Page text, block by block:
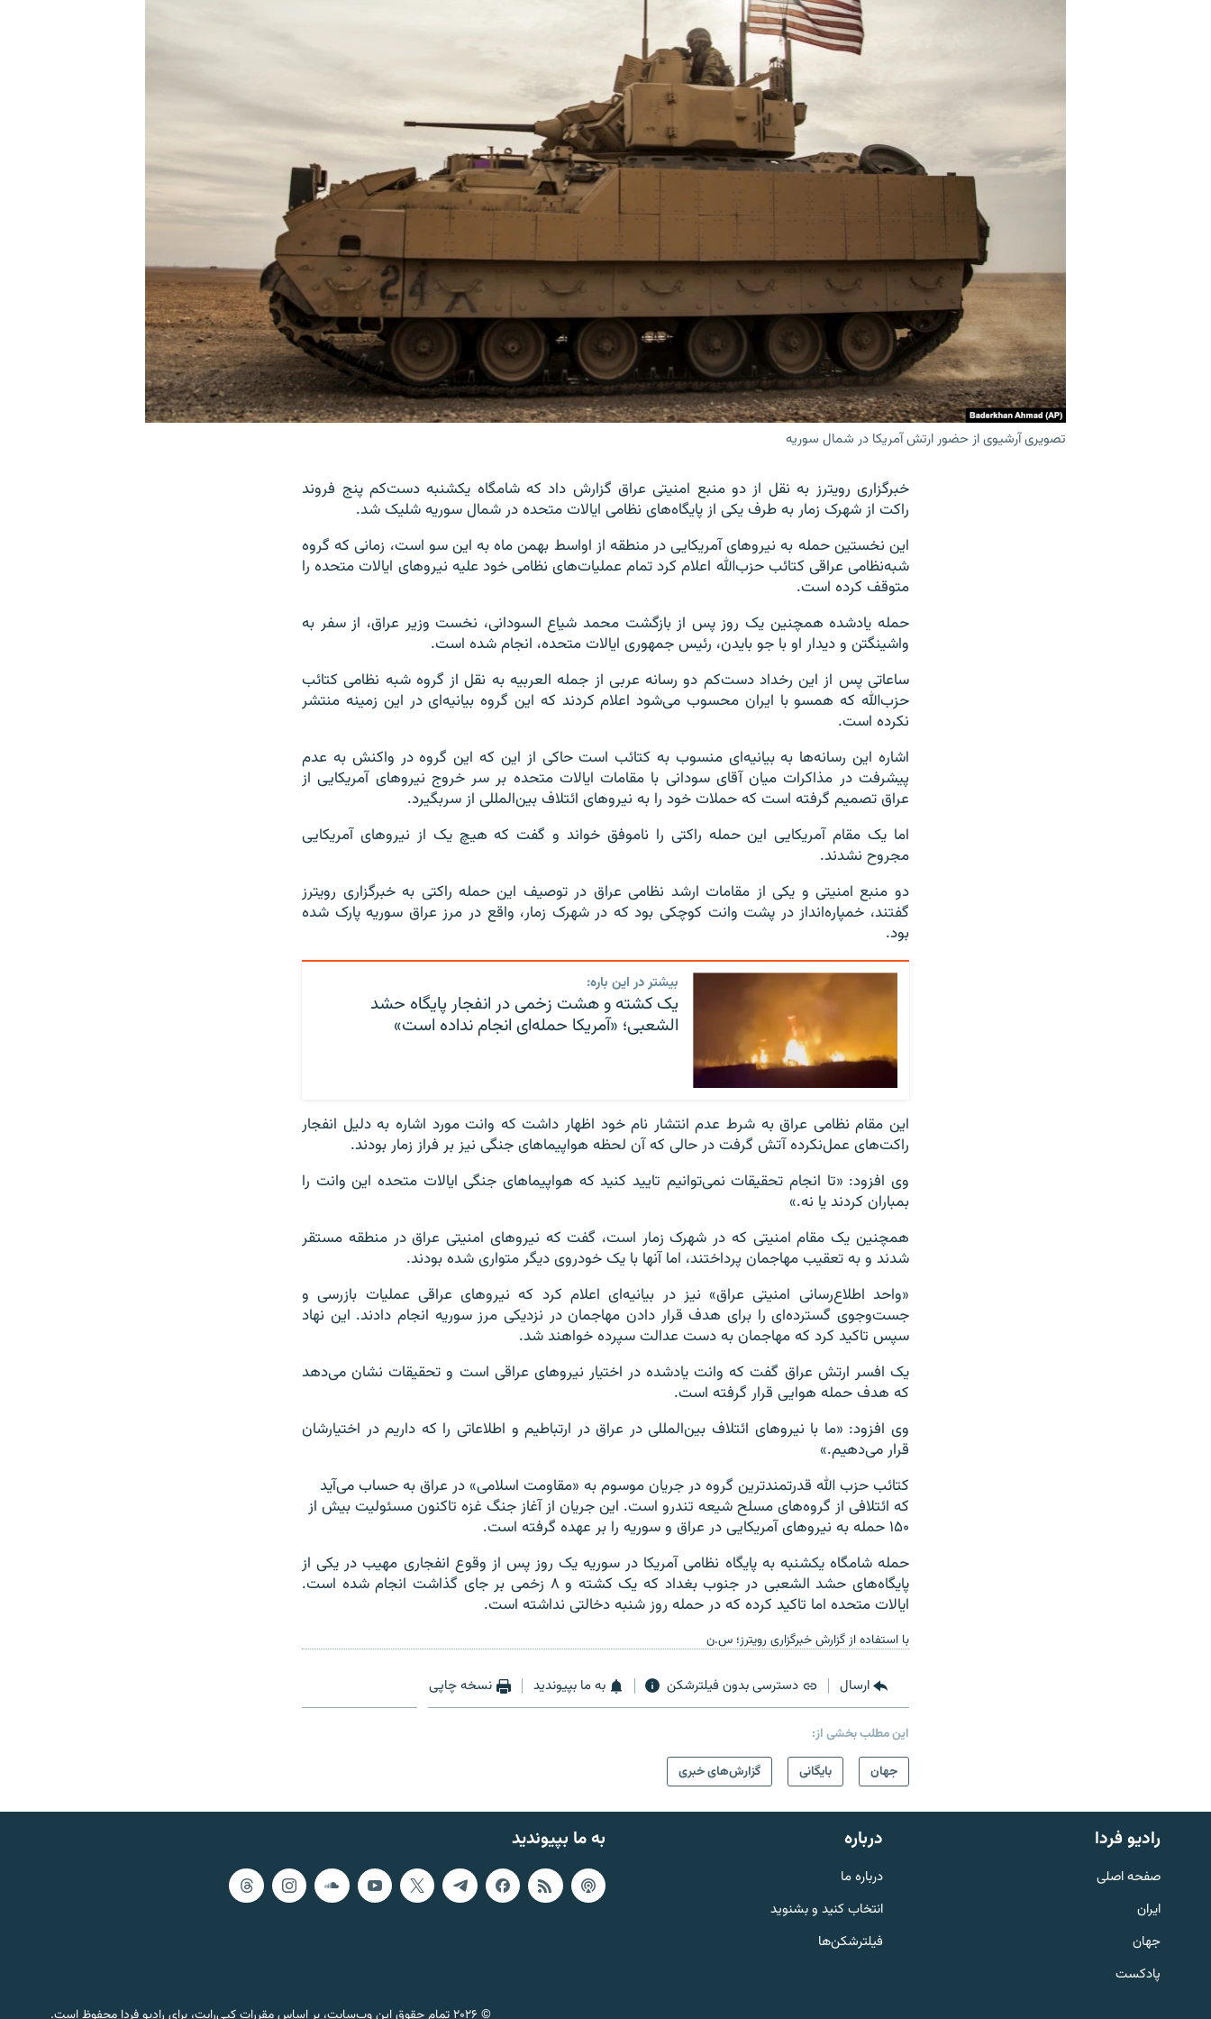
English
به ما بپیوندید
تصویری آرشیوی از حضور ارتش آمریکا در شمال سوریه
خبرگزاری رویترز به نقل از دو منبع امنیتی عراق گزارش داد که شامگاه یکشنبه دست‌کم پنج فروند
راکت از شهرک زمار به طرف یکی از پایگاه‌های نظامی ایالات متحده در شمال سوریه شلیک شد.
این نخستین حمله به نیروهای آمریکایی در منطقه از اواسط بهمن ماه به این سو است، زمانی که گروه
شبه‌نظامی عراقی کتائب حزب‌الله اعلام کرد تمام عملیات‌های نظامی خود علیه نیروهای ایالات متحده را
متوقف کرده است.
حمله یادشده همچنین یک روز پس از بازگشت محمد شیاع السودانی، نخست وزیر عراق، از سفر به
واشینگتن و دیدار او با جو بایدن، رئیس جمهوری ایالات متحده، انجام شده است.
ساعاتی پس از این رخداد دست‌کم دو رسانه عربی از جمله العربیه به نقل از گروه شبه نظامی کتائب
حزب‌الله که همسو با ایران محسوب می‌شود اعلام کردند که این گروه بیانیه‌ای در این زمینه منتشر
نکرده است.
اشاره این رسانه‌ها به بیانیه‌ای منسوب به کتائب است حاکی از این که این گروه در واکنش به عدم
پیشرفت در مذاکرات میان آقای سودانی با مقامات ایالات متحده بر سر خروج نیروهای آمریکایی از
عراق تصمیم گرفته است که حملات خود را به نیروهای ائتلاف بین‌المللی از سربگیرد.
اما یک مقام آمریکایی این حمله راکتی را ناموفق خواند و گفت که هیچ یک از نیروهای آمریکایی
مجروح نشدند.
دو منبع امنیتی و یکی از مقامات ارشد نظامی عراق در توصیف این حمله راکتی به خبرگزاری رویترز
گفتند، خمپاره‌انداز در پشت وانت کوچکی بود که در شهرک زمار، واقع در مرز عراق سوریه پارک شده
بود.
بیشتر در این باره:
یک کشته و هشت زخمی در انفجار پایگاه حشد
الشعبی؛ «آمریکا حمله‌ای انجام نداده است»
این مقام نظامی عراق به شرط عدم انتشار نام خود اظهار داشت که وانت مورد اشاره به دلیل انفجار
راکت‌های عمل‌نکرده آتش گرفت در حالی که آن لحظه هواپیماهای جنگی نیز بر فراز زمار بودند.
وی افزود: «تا انجام تحقیقات نمی‌توانیم تایید کنید که هواپیماهای جنگی ایالات متحده این وانت را
بمباران کردند یا نه.»
همچنین یک مقام امنیتی که در شهرک زمار است، گفت که نیروهای امنیتی عراق در منطقه مستقر
شدند و به تعقیب مهاجمان پرداختند، اما آنها با یک خودروی دیگر متواری شده بودند.
«واحد اطلاع‌رسانی امنیتی عراق» نیز در بیانیه‌ای اعلام کرد که نیروهای عراقی عملیات بازرسی و
جست‌وجوی گسترده‌ای را برای هدف قرار دادن مهاجمان در نزدیکی مرز سوریه انجام دادند. این نهاد
سپس تاکید کرد که مهاجمان به دست عدالت سپرده خواهند شد.
یک افسر ارتش عراق گفت که وانت یادشده در اختیار نیروهای عراقی است و تحقیقات نشان می‌دهد
که هدف حمله هوایی قرار گرفته است.
وی افزود: «ما با نیروهای ائتلاف بین‌المللی در عراق در ارتباطیم و اطلاعاتی را که داریم در اختیارشان
قرار می‌دهیم.»
کتائب حزب الله قدرتمندترین گروه در جریان موسوم به «مقاومت اسلامی» در عراق به حساب می‌آید
که ائتلافی از گروه‌های مسلح شیعه تندرو است. این جریان از آغاز جنگ غزه تاکنون مسئولیت بیش از
۱۵۰ حمله به نیروهای آمریکایی در عراق و سوریه را بر عهده گرفته است.
حمله شامگاه یکشنبه به پایگاه نظامی آمریکا در سوریه یک روز پس از وقوع انفجاری مهیب در یکی از
پایگاه‌های حشد الشعبی در جنوب بغداد که یک کشته و ۸ زخمی بر جای گذاشت انجام شده است.
ایالات متحده اما تاکید کرده که در حمله روز شنبه دخالتی نداشته است.
با استفاده از گزارش خبرگزاری رویترز؛ س.ن
ارسال دسترسی بدون فیلترشکن به ما بپیوندید نسخه چاپی
این مطلب بخشی از:
جهان
بایگانی گزارش‌های خبری
به ما بپیوندید رادیو فردا
صفحه اصلی
ایران
جهان
پادکست
درباره
درباره ما
انتخاب کنید و بشنوید
فیلترشکن‌ها
© ۲۰۲۶ تمام حقوق این وب‌سایت، بر اساس مقررات کپی‌رایت، برای رادیو فردا محفوظ است.